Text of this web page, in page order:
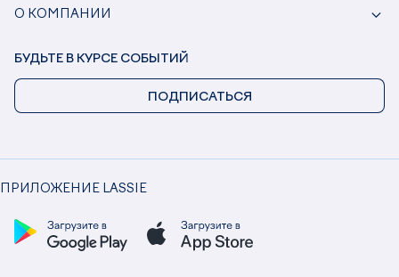
О КОМПАНИИ
ПРИЛОЖЕНИЕ LASSIE
БУДЬТЕ В КУРСЕ СОБЫТИЙ
ПОДПИСАТЬСЯ